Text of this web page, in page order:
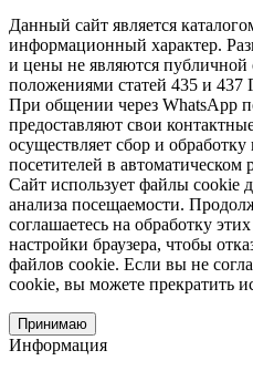
Данный сайт является
информационный характер.
и цены не являются публичной
положениями статей 435 и 437
При общении через WhatsApp
предоставляют свои
осуществляет сбор и
посетителей в автоматическом
Сайт использует файлы cookie
анализа посещаемости.
соглашаетесь на обработку
настройки браузера, чтобы
файлов cookie. Если вы не
cookie, вы можете прекратить
Принимаю
Информация